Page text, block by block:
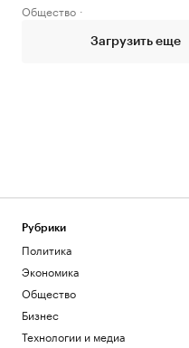
Общество
Загрузить еще
Рубрики
Политика
Экономика
Общество
Бизнес
Технологии и медиа